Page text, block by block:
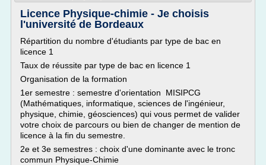
Licence Physique-chimie - Je choisis
l'université de Bordeaux
Répartition du nombre d'étudiants par type de bac en
licence 1
Taux de réussite par type de bac en licence 1
Organisation de la formation
1er semestre : semestre d'orientation MISIPCG
(Mathématiques, informatique, sciences de l'ingénieur,
physique, chimie, géosciences) qui vous permet de valider
votre choix de parcours ou bien de changer de mention de
licence à la fin du semestre.
2e et 3e semestres : choix d'une dominante avec le tronc
commun Physique-Chimie